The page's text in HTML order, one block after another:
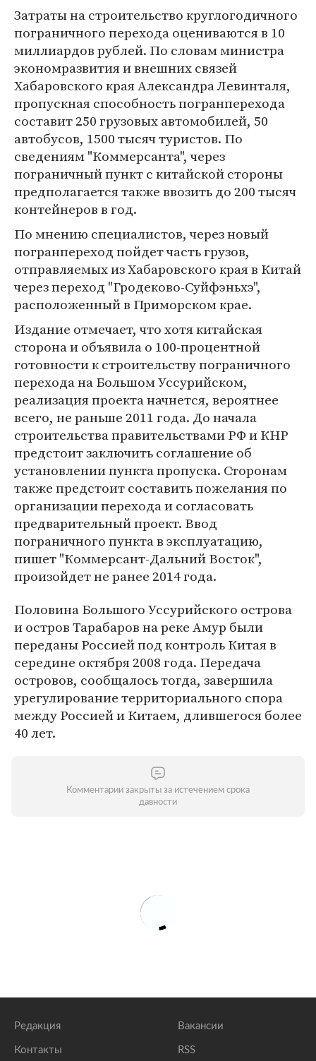
Затраты на строительство круглогодичного
пограничного перехода оцениваются в 10
миллиардов рублей. По словам министра
экономразвития и внешних связей
Хабаровского края Александра Левинталя,
пропускная способность погранперехода
составит 250 грузовых автомобилей, 50
автобусов, 1500 тысяч туристов. По
сведениям "Коммерсанта", через
пограничный пункт с китайской стороны
предполагается также ввозить до 200 тысяч
контейнеров в год.
По мнению специалистов, через новый
погранпереход пойдет часть грузов,
отправляемых из Хабаровского края в Китай
через переход "Гродеково-Суйфэньхэ",
расположенный в Приморском крае.
Издание отмечает, что хотя китайская
сторона и объявила о 100-процентной
готовности к строительству пограничного
перехода на Большом Уссурийском,
реализация проекта начнется, вероятнее
всего, не раньше 2011 года. До начала
строительства правительствами РФ и КНР
предстоит заключить соглашение об
установлении пункта пропуска. Сторонам
также предстоит составить пожелания по
организации перехода и согласовать
предварительный проект. Ввод
пограничного пункта в эксплуатацию,
пишет "Коммерсант-Дальний Восток",
произойдет не ранее 2014 года.
Половина Большого Уссурийского острова
и остров Тарабаров на реке Амур были
переданы Россией под контроль Китая в
середине октября 2008 года. Передача
островов, сообщалось тогда, завершила
урегулирование территориального спора
между Россией и Китаем, длившегося более
40 лет.
Комментарии закрыты за истечением срока
давности
Редакция
Контакты
Вакансии
RSS